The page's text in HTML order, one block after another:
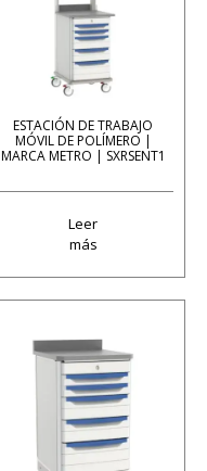
ESTACIÓN DE TRABAJO
MÓVIL DE POLÍMERO |
MARCA METRO | SXRSENT1
Leer
más